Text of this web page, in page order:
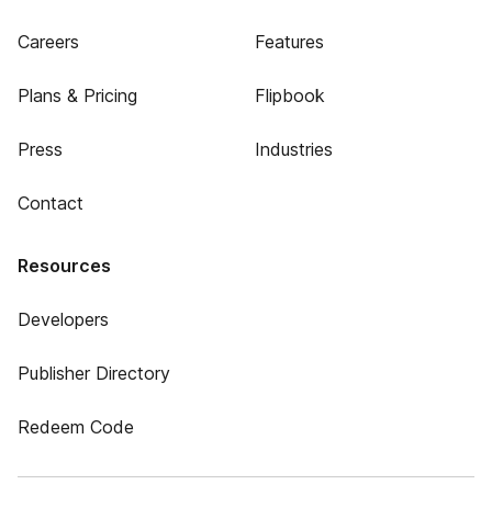
Careers
Plans & Pricing
Press
Contact
Features
Flipbook
Industries
Resources
Developers
Publisher Directory
Redeem Code